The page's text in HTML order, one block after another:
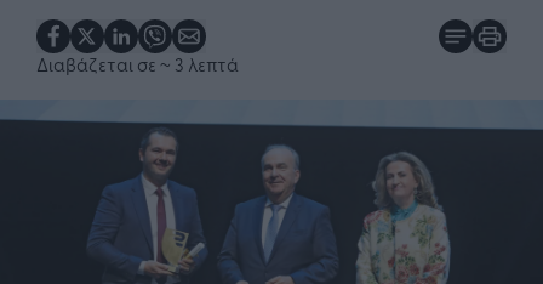
Διαβάζεται σε ~ 3 λεπτά